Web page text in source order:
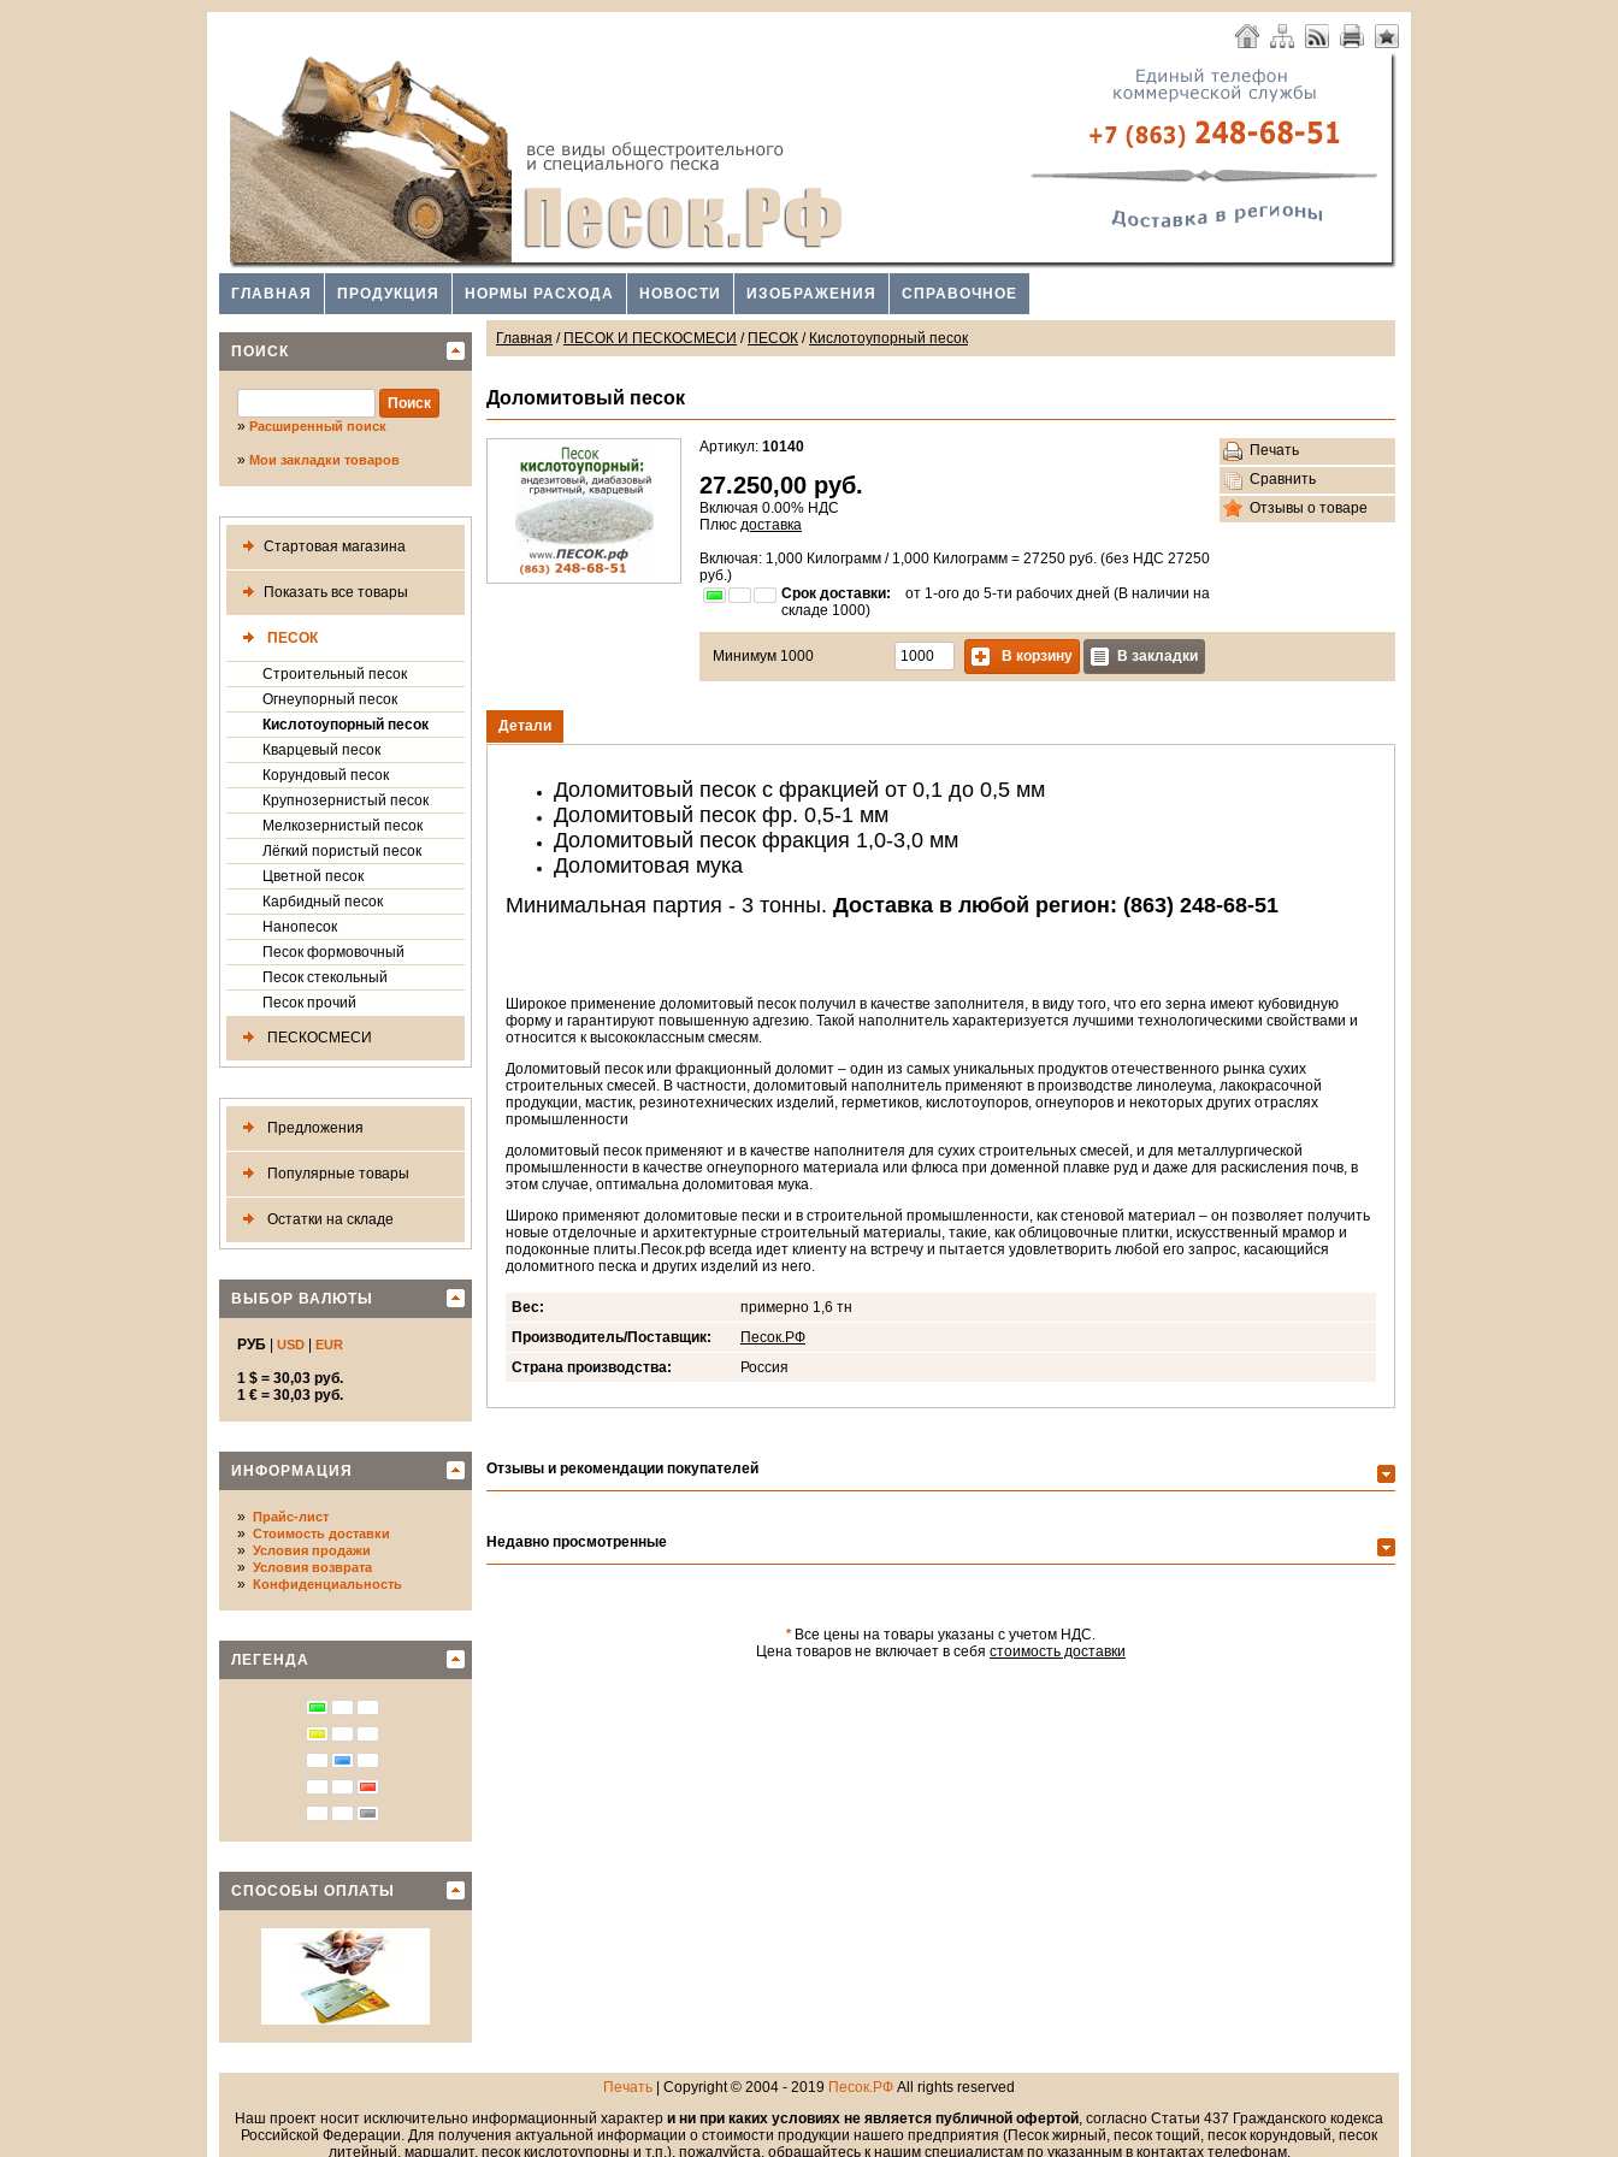
ГЛАВНАЯ ПРОДУКЦИЯ НОРМЫ РАСХОДА НОВОСТИ ИЗОБРАЖЕНИЯ СПРАВОЧНОЕ
ПОИСК
» Расширенный поиск
» Мои закладки товаров
Стартовая магазина
Показать все товары
ПЕСОК
Строительный песок
Огнеупорный песок
Кислотоупорный песок
Кварцевый песок
Корундовый песок
Крупнозернистый песок
Мелкозернистый песок
Лёгкий пористый песок
Цветной песок
Карбидный песок
Нанопесок
Песок формовочный
Песок стекольный
Песок прочий
ПЕСКОСМЕСИ
Предложения
Популярные товары
Остатки на складе
ВЫБОР ВАЛЮТЫ
РУБ USD EUR
1 $ = 30,03 руб.
1 € = 30,03 руб.
ИНФОРМАЦИЯ
» Прайс-лист
» Стоимость доставки
» Условия продажи
» Условия возврата
» Конфиденциальность
ЛЕГЕНДА
СПОСОБЫ ОПЛАТЫ
Главная / ПЕСОК И ПЕСКОСМЕСИ / ПЕСОК / Кислотоупорный песок
Доломитовый песок
Артикул: 10140
27.250,00 руб.
Включая 0.00% НДС
Плюс доставка
Включая: 1,000 Килограмм / 1,000 Килограмм = 27250 руб. (без НДС 27250
руб.)
Срок доставки:
от 1-ого до 5-ти рабочих дней (В наличии на
складе 1000)
Печать
Сравнить
Отзывы о товаре
Минимум 1000 В корзину В закладки
Детали
Доломитовый песок с фракцией от 0,1 до 0,5 мм
Доломитовый песок фр. 0,5-1 мм
Доломитовый песок фракция 1,0-3,0 мм
Доломитовая мука
Минимальная партия - 3 тонны. Доставка в любой регион: (863) 248-68-51
Широкое применение доломитовый песок получил в качестве заполнителя, в виду того, что его зерна имеют кубовидную
форму и гарантируют повышенную адгезию. Такой наполнитель характеризуется лучшими технологическими свойствами и
относится к высококлассным смесям.
Доломитовый песок или фракционный доломит – один из самых уникальных продуктов отечественного рынка сухих
строительных смесей. В частности, доломитовый наполнитель применяют в производстве линолеума, лакокрасочной
продукции, мастик, резинотехнических изделий, герметиков, кислотоупоров, огнеупоров и некоторых других отраслях
промышленности
доломитовый песок применяют и в качестве наполнителя для сухих строительных смесей, и для металлургической
промышленности в качестве огнеупорного материала или флюса при доменной плавке руд и даже для раскисления почв, в
этом случае, оптимальна доломитовая мука.
Широко применяют доломитовые пески и в строительной промышленности, как стеновой материал – он позволяет получить
новые отделочные и архитектурные строительный материалы, такие, как облицовочные плитки, искусственный мрамор и
подоконные плиты.Песок.рф всегда идет клиенту на встречу и пытается удовлетворить любой его запрос, касающийся
доломитного песка и других изделий из него.
Вес:
примерно 1,6 тн
Производитель/Поставщик:
Песок.РФ
Страна производства:
Россия
Отзывы и рекомендации покупателей
Недавно просмотренные
*Все цены на товары указаны с учетом НДС.
Цена товаров не включает в себя стоимость доставки
Печать | Copyright © 2004 - 2019 Песок.РФ All rights reserved
Наш проект носит исключительно информационный характер и ни при каких условиях не является публичной офертой, согласно Статьи 437 Гражданского кодекса
Российской Федерации. Для получения актуальной информации о стоимости продукции нашего предприятия (Песок жирный, песок тощий, песок корундовый, песок
литейный, маршалит, песок кислотоупорны и т.п.), пожалуйста, обращайтесь к нашим специалистам по указанным в контактах телефонам.